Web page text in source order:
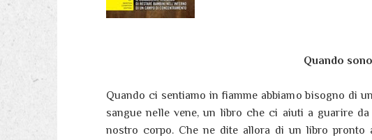
Quando
Quando ci sentiamo in fiamme abbiamo bisogno di
sangue nelle vene, un libro che ci aiuti a guarire
nostro corpo. Che ne dite allora di un libro